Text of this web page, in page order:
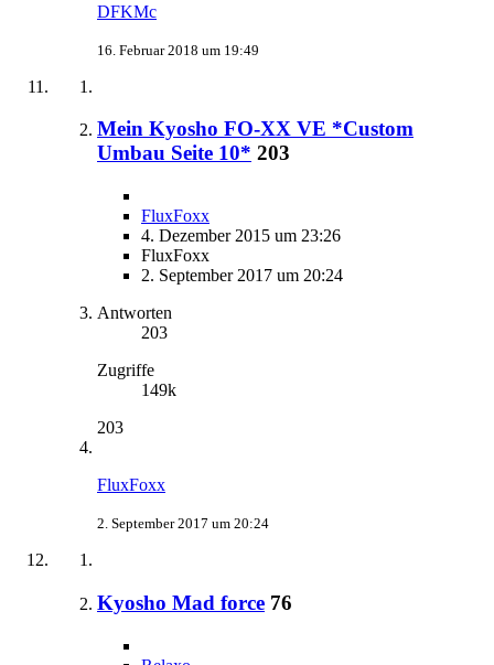
DFKMc
16. Februar 2018 um 19:49
Mein Kyosho FO-XX VE *Custom
Umbau Seite 10* 203
FluxFoxx
4. Dezember 2015 um 23:26
FluxFoxx
2. September 2017 um 20:24
Antworten
203
Zugriffe
149k
203
FluxFoxx
2. September 2017 um 20:24
Kyosho Mad force 76